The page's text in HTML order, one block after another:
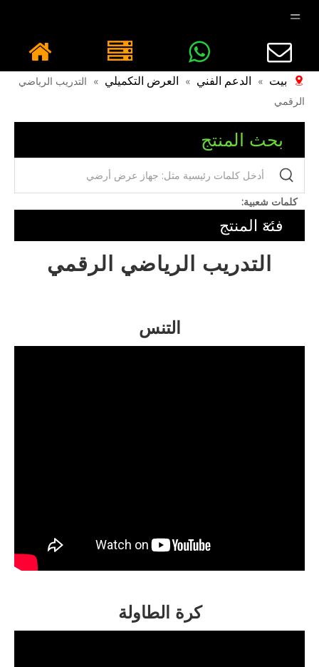
بيت » الدعم الفني » العرض التكميلي » التدريب الرياضي
الرقمي
بحث المنتج
كلمات شعبية:
فئة المنتج
التدريب الرياضي الرقمي
التنس
كرة الطاولة